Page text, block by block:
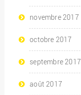
novembre 2017
octobre 2017
septembre 2017
août 2017